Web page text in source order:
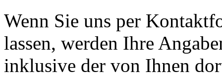
Wenn Sie uns per
lassen, werden Ihre
inklusive der von Ihnen